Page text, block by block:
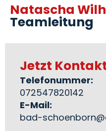
Natascha
Teamleitung
Jetzt
Telefonummer:
072547820142
E-Mail:
bad-